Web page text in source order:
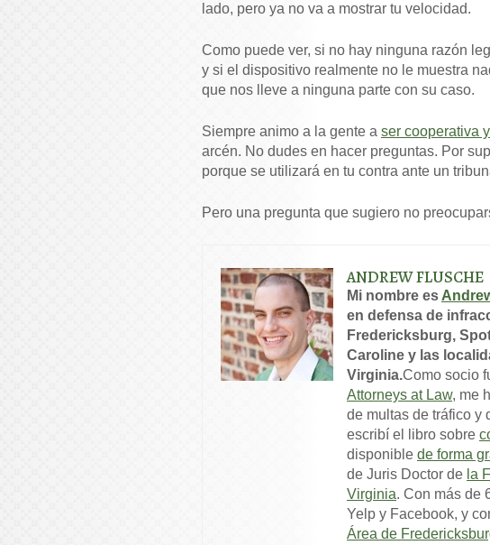
lado, pero ya no va a mostrar tu velocidad.
Como puede ver, si no hay ninguna razón
y si el dispositivo realmente no le muestra
que nos lleve a ninguna parte con su caso.
Siempre animo a la gente a ser cooperativa
arcén. No dudes en hacer preguntas. Por
porque se utilizará en tu contra ante un
Pero una pregunta que sugiero no
ANDREW FLUSCHE
Mi nombre es
en defensa de
Fredericksburg,
Caroline y las
Virginia.Como socio
Attorneys at Law, me
de multas de tráfico y
escribí el libro sobre
disponible de forma
de Juris Doctor de la
Virginia. Con más de
Yelp y Facebook, y
Área de